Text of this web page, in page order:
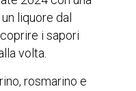
liquore dal
i sapori
volta.
rosmarino e